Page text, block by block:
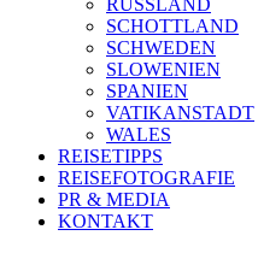
RUSSLAND
SCHOTTLAND
SCHWEDEN
SLOWENIEN
SPANIEN
VATIKANSTADT
WALES
REISETIPPS
REISEFOTOGRAFIE
PR & MEDIA
KONTAKT